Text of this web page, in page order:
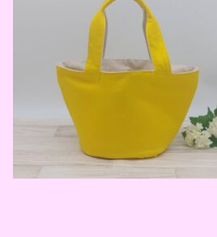
トートバッグ
その他
その他
在庫あり セール